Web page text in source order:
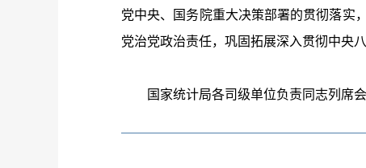
党中央、国务院重大决策部署的贯彻落实
党治党政治责任，巩固拓展深入贯彻中央
国家统计局各司级单位负责同志列席会